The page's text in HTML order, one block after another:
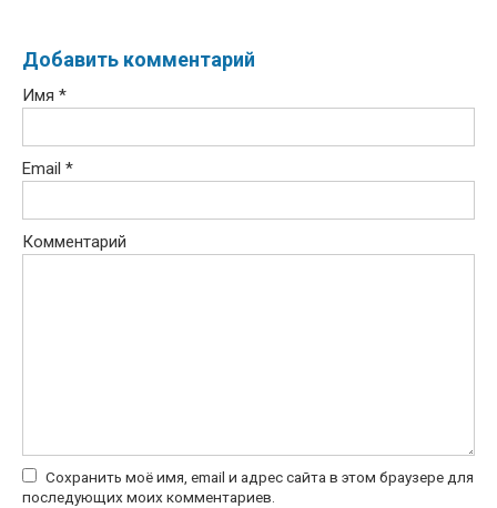
Добавить комментарий
Имя *
Email *
Комментарий
Сохранить моё имя, email и адрес сайта в этом браузере для
последующих моих комментариев.